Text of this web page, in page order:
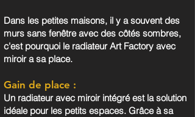
Dans les petites maisons, il y a souvent des
murs sans fenêtre avec des côtés sombres,
c'est pourquoi le radiateur Art Factory avec
miroir a sa place.
Gain de place :
Un radiateur avec miroir intégré est la solution
idéale pour les petits espaces. Grâce à sa